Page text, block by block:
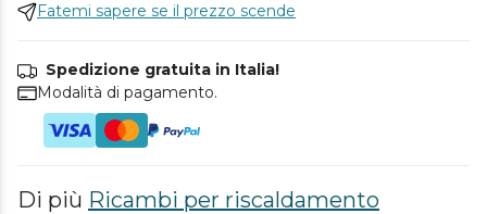
Fatemi sapere se il prezzo scende
Spedizione gratuita in Italia!
Modalità di pagamento.
Di più Ricambi per riscaldamento